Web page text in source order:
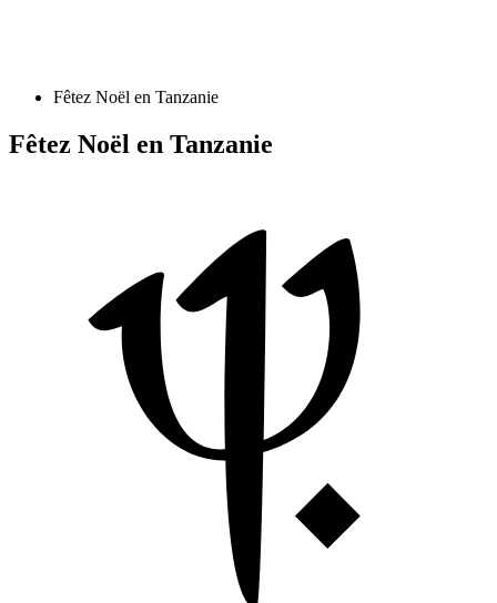
Fêtez Noël en Tanzanie
Fêtez Noël en Tanzanie